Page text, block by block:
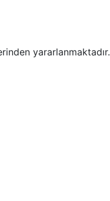
yararlanmaktadır.